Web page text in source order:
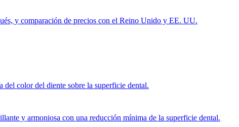
y comparación de precios con el Reino Unido y EE. UU.
del color del diente sobre la superficie dental.
y armoniosa con una reducción mínima de la superficie dental.